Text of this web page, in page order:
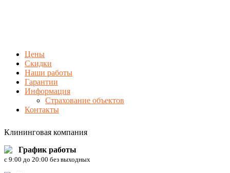
Цены
Скидки
Наши работы
Гарантии
Информация
Страхование объектов
Контакты
Клининговая компания
График работы
c 9:00 до 20:00 без выходных